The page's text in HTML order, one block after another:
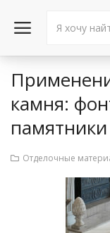
Войти в аккаунт
Каталог товаров
Акции
камня:
Отделочные